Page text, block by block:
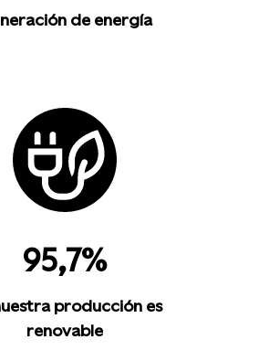
de energía
95,7%
producción es
renovable